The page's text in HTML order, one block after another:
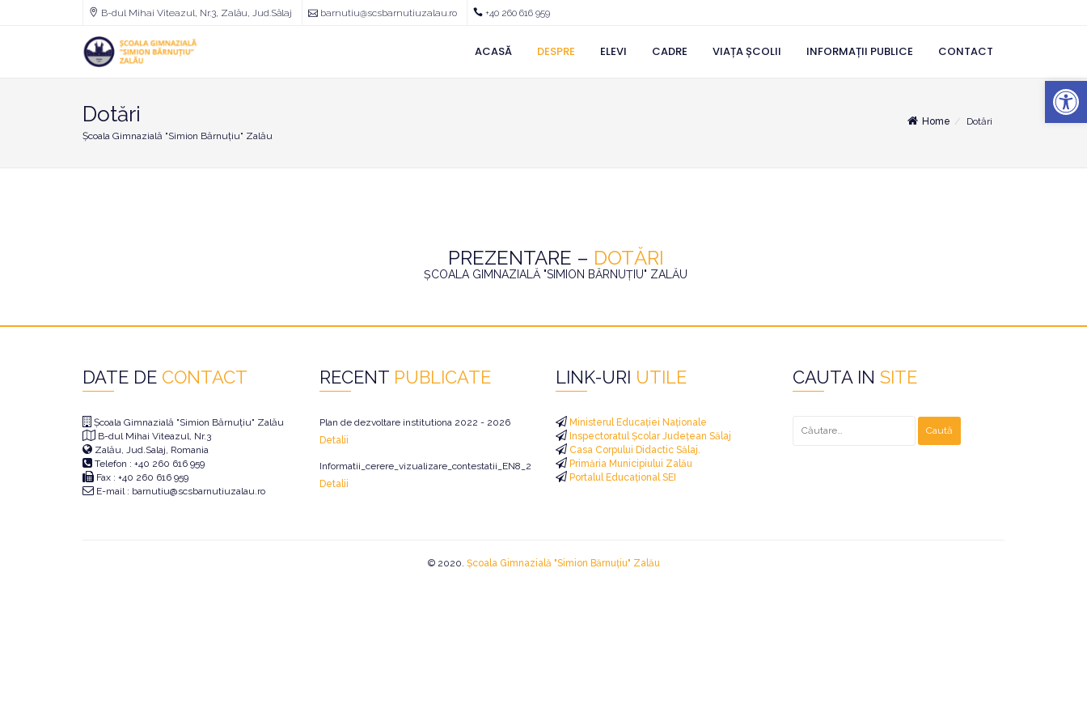
B-dul Mihai Viteazul, Nr.3, Zalău, Jud.Sălaj barnutiu@scsbarnutiuzalau.ro +40 260 616 959
Școala
Gimnazială
"Simion
ACASĂ DESPRE ELEVI CADRE VIAȚA ȘCOLII INFORMAȚII PUBLICE CONTACT
Dotări
Școala Gimnazială "Simion Bărnuțiu" Zalău
Home Dotări
PREZENTARE – DOTĂRI
ȘCOALA GIMNAZIALĂ "SIMION BĂRNUȚIU" ZALĂU
DATE DE CONTACT
Școala Gimnazială "Simion Bărnuțiu" Zalău
B-dul Mihai Viteazul, Nr.3
Zalău, Jud.Salaj, Romania
Telefon : +40 260 616 959
Fax : +40 260 616 959
E-mail : barnutiu@scsbarnutiuzalau.ro
RECENT PUBLICATE
Plan de dezvoltare institutiona 2022 - 2026
Detalii
Informatii_cerere_vizualizare_contestatii_EN8_2026
Detalii
LINK-URI UTILE
Ministerul Educației Naționale
Inspectoratul Școlar Județean Sălaj
Casa Corpului Didactic Sălaj.
Primăria Municipiului Zalău
Portalul Educațional SEI
CAUTA IN SITE
după:
© 2020. Școala Gimnazială "Simion Bărnuțiu" Zalău